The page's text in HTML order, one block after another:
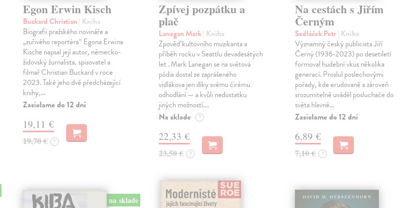
Egon Erwin Kisch
Buckard Christian | Kniha
Biografii pražského novináře a
„zuřivého reportéra“ Egona Erwina
Kische napsal její autor, německo-
židovský žurnalista, spisovatel a
filmař Christian Buckard v roce
2023. Také jeho dvě předcházející
knihy,…
Zasielame do 12 dní
19,11 €
19,70 € ?
Zpívej pozpátku a
plač
Lanegan Mark| Kniha
Zpověď kultovního muzikanta a
příběh rocku v Seattlu devadesátých
let . Mark Lanegan se na světová
pódia dostal ze zaprášeného
vidlákova jen díky svému čirému
odhodlání — a kvůli nedostatku
jiných možností.…
Na sklade ?
22,33 €
23,50 € ?
Na cestách s Jiřím
Černým
Sedláček Petr| Kniha
Významný český publicista Jiří
Černý (1936-2023) po desetiletí
formoval hudební vkus několika
generací. Proslul poslechovými
pořady, kde erudovaně a zároveň
srozumitelně uváděl posluchače do
světa hlavně…
Zasielame do 12 dní
6,89 €
7,10 € ?
na sklade